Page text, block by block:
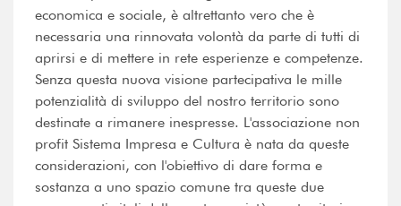
economica e sociale, è altrettanto vero che è
necessaria una rinnovata volontà da parte di tutti di
aprirsi e di mettere in rete esperienze e competenze.
Senza questa nuova visione partecipativa le mille
potenzialità di sviluppo del nostro territorio sono
destinate a rimanere inespresse. L'associazione non
profit Sistema Impresa e Cultura è nata da queste
considerazioni, con l'obiettivo di dare forma e
sostanza a uno spazio comune tra queste due